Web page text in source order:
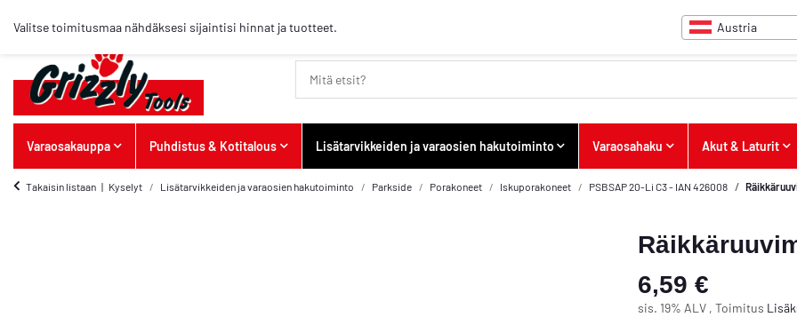
Valitse toimitusmaa nähdäksesi sijaintisi hinnat ja tuotteet. Austria
Varaosakauppa Puhdistus & Kotitalous Lisätarvikkeiden ja varaosien hakutoiminto Varaosahaku Akut & Laturit
Takaisin listaan Kyselyt Lisätarvikkeiden ja varaosien hakutoiminto Parkside Porakoneet Iskuporakoneet PSBSAP 20-Li C3 - IAN 426008
6,59 €
sis. 19% ALV , Toimitus